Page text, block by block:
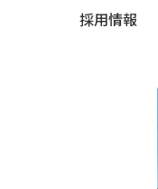
採用情報